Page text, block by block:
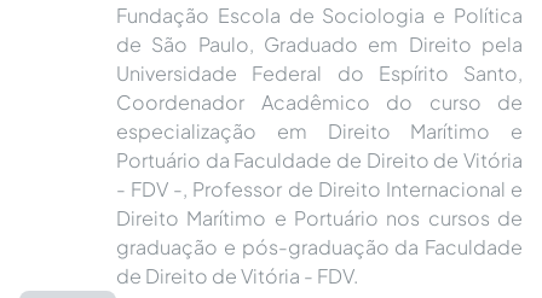
Fundação Escola de Sociologia e Política
de São Paulo, Graduado em Direito pela
Universidade Federal do Espírito Santo,
Coordenador Acadêmico do curso de
especialização em Direito Marítimo e
Portuário da Faculdade de Direito de Vitória
- FDV -, Professor de Direito Internacional e
Direito Marítimo e Portuário nos cursos de
graduação e pós-graduação da Faculdade
de Direito de Vitória - FDV.